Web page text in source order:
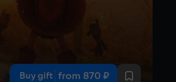
Buy gift from 870 ₽